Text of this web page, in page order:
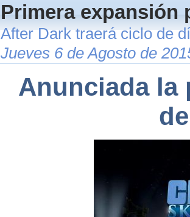
Primera expansión
After Dark traerá ciclo de
Jueves 6 de Agosto de
Anunciada la